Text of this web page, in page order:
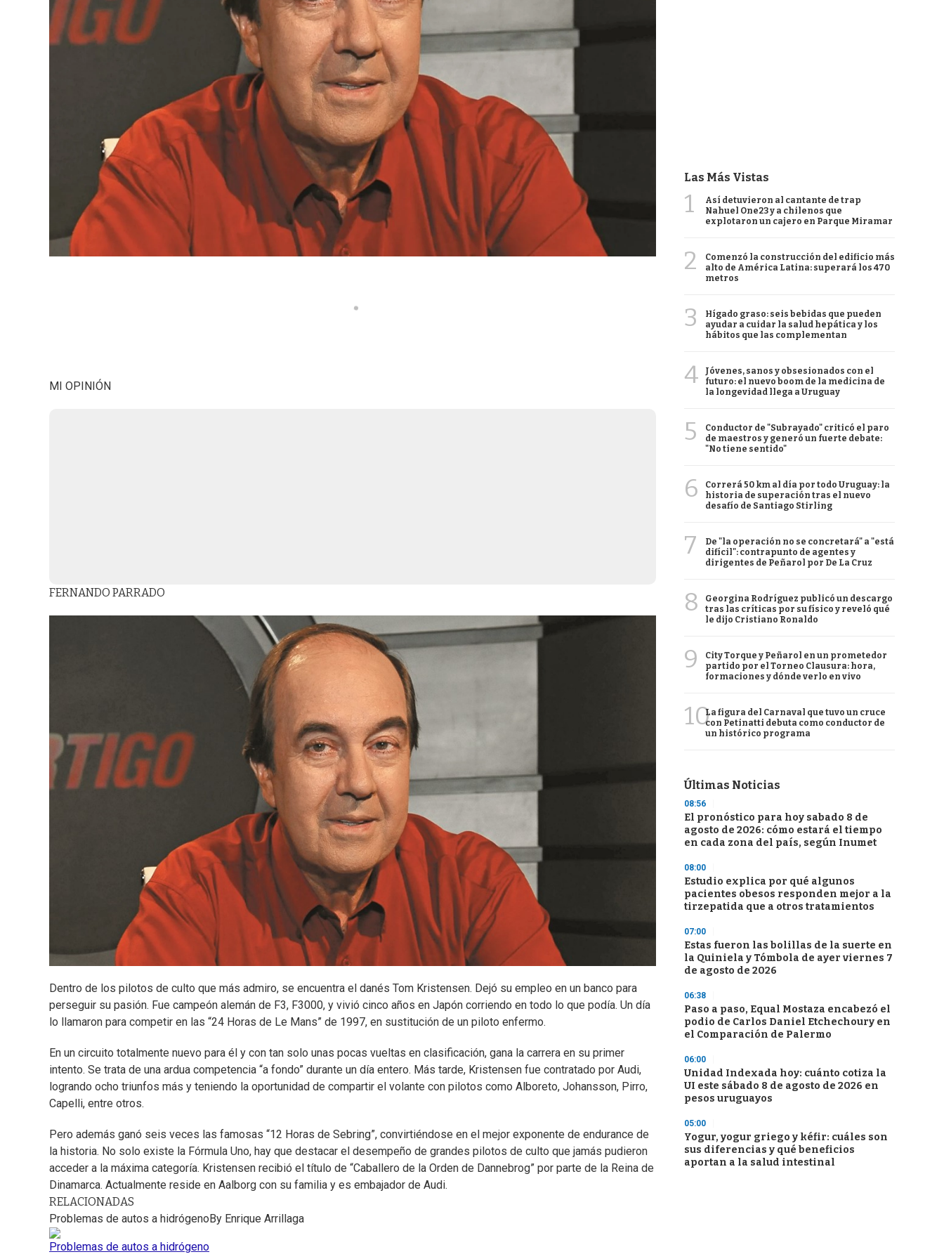
MI OPINIÓN
FERNANDO PARRADO
Dentro de los pilotos de culto que más admiro, se encuentra el danés Tom Kristensen. Dejó su empleo en un banco para
perseguir su pasión. Fue campeón alemán de F3, F3000, y vivió cinco años en Japón corriendo en todo lo que podía. Un día
lo llamaron para competir en las “24 Horas de Le Mans” de 1997, en sustitución de un piloto enfermo.
En un circuito totalmente nuevo para él y con tan solo unas pocas vueltas en clasificación, gana la carrera en su primer
intento. Se trata de una ardua competencia “a fondo” durante un día entero. Más tarde, Kristensen fue contratado por Audi,
logrando ocho triunfos más y teniendo la oportunidad de compartir el volante con pilotos como Alboreto, Johansson, Pirro,
Capelli, entre otros.
Pero además ganó seis veces las famosas “12 Horas de Sebring”, convirtiéndose en el mejor exponente de endurance de
la historia. No solo existe la Fórmula Uno, hay que destacar el desempeño de grandes pilotos de culto que jamás pudieron
acceder a la máxima categoría. Kristensen recibió el título de “Caballero de la Orden de Dannebrog” por parte de la Reina de
Dinamarca. Actualmente reside en Aalborg con su familia y es embajador de Audi.
RELACIONADAS
Problemas de autos a hidrógenoBy Enrique Arrillaga
Problemas de autos a hidrógeno
Las Más Vistas
1
Así detuvieron al cantante de trap
Nahuel One23 y a chilenos que
explotaron un cajero en Parque Miramar
2
Comenzó la construcción del edificio más
alto de América Latina: superará los 470
metros
3
Hígado graso: seis bebidas que pueden
ayudar a cuidar la salud hepática y los
hábitos que las complementan
4
Jóvenes, sanos y obsesionados con el
futuro: el nuevo boom de la medicina de
la longevidad llega a Uruguay
5
Conductor de "Subrayado" criticó el paro
de maestros y generó un fuerte debate:
"No tiene sentido"
6
Correrá 50 km al día por todo Uruguay: la
historia de superación tras el nuevo
desafío de Santiago Stirling
7
De "la operación no se concretará" a "está
difícil": contrapunto de agentes y
dirigentes de Peñarol por De La Cruz
8
Georgina Rodríguez publicó un descargo
tras las críticas por su físico y reveló qué
le dijo Cristiano Ronaldo
9
City Torque y Peñarol en un prometedor
partido por el Torneo Clausura: hora,
formaciones y dónde verlo en vivo
10La figura del Carnaval que tuvo un cruce
con Petinatti debuta como conductor de
un histórico programa
Últimas Noticias
08:56
El pronóstico para hoy sabado 8 de
agosto de 2026: cómo estará el tiempo
en cada zona del país, según Inumet
08:00
Estudio explica por qué algunos
pacientes obesos responden mejor a la
tirzepatida que a otros tratamientos
07:00
Estas fueron las bolillas de la suerte en
la Quiniela y Tómbola de ayer viernes 7
de agosto de 2026
06:38
Paso a paso, Equal Mostaza encabezó el
podio de Carlos Daniel Etchechoury en
el Comparación de Palermo
06:00
Unidad Indexada hoy: cuánto cotiza la
UI este sábado 8 de agosto de 2026 en
pesos uruguayos
05:00
Yogur, yogur griego y kéfir: cuáles son
sus diferencias y qué beneficios
aportan a la salud intestinal